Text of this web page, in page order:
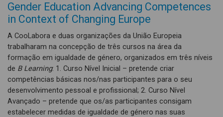
Gender Education Advancing Competences
in Context of Changing Europe
A CooLabora e duas organizações da União Europeia
trabalharam na concepção de três cursos na área da
formação em igualdade de género, organizados em três níveis
de B Learning: 1. Curso Nível Inicial – pretende criar
competências básicas nos/nas participantes para o seu
desenvolvimento pessoal e profissional; 2. Curso Nível
Avançado – pretende que os/as participantes consigam
estabelecer medidas de igualdade de género nas suas